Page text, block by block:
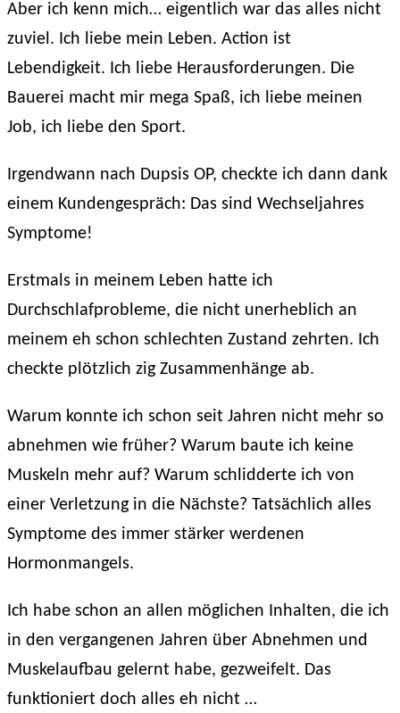
Aber ich kenn mich… eigentlich war das alles nicht
zuviel. Ich liebe mein Leben. Action ist
Lebendigkeit. Ich liebe Herausforderungen. Die
Bauerei macht mir mega Spaß, ich liebe meinen
Job, ich liebe den Sport.
Irgendwann nach Dupsis OP, checkte ich dann dank
einem Kundengespräch: Das sind Wechseljahres
Symptome!
Erstmals in meinem Leben hatte ich
Durchschlafprobleme, die nicht unerheblich an
meinem eh schon schlechten Zustand zehrten. Ich
checkte plötzlich zig Zusammenhänge ab.
Warum konnte ich schon seit Jahren nicht mehr so
abnehmen wie früher? Warum baute ich keine
Muskeln mehr auf? Warum schlidderte ich von
einer Verletzung in die Nächste? Tatsächlich alles
Symptome des immer stärker werdenen
Hormonmangels.
Ich habe schon an allen möglichen Inhalten, die ich
in den vergangenen Jahren über Abnehmen und
Muskelaufbau gelernt habe, gezweifelt. Das
funktioniert doch alles eh nicht …